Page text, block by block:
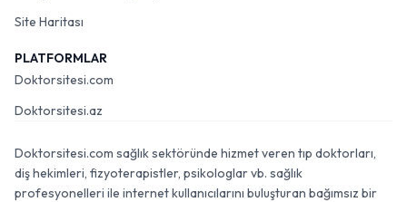
Site Haritası
PLATFORMLAR
Doktorsitesi.com
Doktorsitesi.az
Doktorsitesi.com sağlık sektöründe hizmet veren tıp doktorları,
diş hekimleri, fizyoterapistler, psikologlar vb. sağlık
profesyonelleri ile internet kullanıcılarını buluşturan bağımsız bir